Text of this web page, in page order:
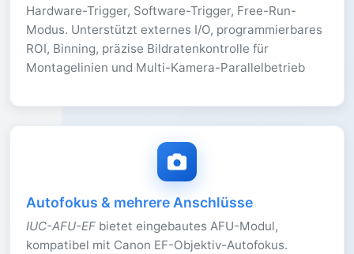
Hardware-Trigger, Software-Trigger, Free-Run-
Modus. Unterstützt externes I/O, programmierbares
ROI, Binning, präzise Bildratenkontrolle für
Montagelinien und Multi-Kamera-Parallelbetrieb
Autofokus & mehrere Anschlüsse
IUC-AFU-EF bietet eingebautes AFU-Modul,
kompatibel mit Canon EF-Objektiv-Autofokus.